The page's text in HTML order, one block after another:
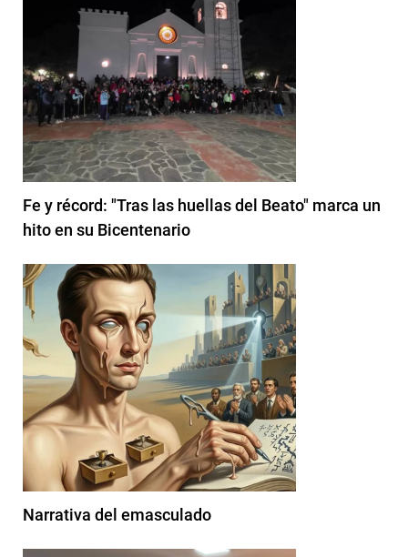
Fe y récord: "Tras las huellas del Beato" marca un
hito en su Bicentenario
Narrativa del emasculado